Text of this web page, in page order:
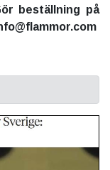
beställning på